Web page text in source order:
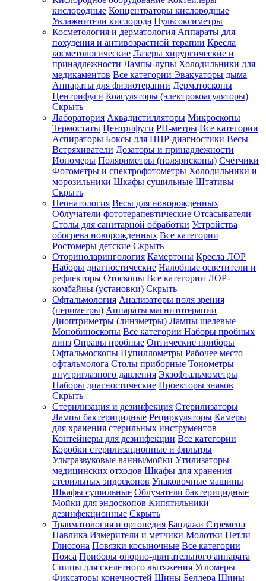
Зарегистрироваться
Зачем
регистрироваться?
Все
покупки
одном
месте
Личный
менеджер
Отслеживание
статуса
заказа
кислородные Концентраторы кислородные
Увлажнители кислорода Пульсоксиметры
Косметология и дерматология Аппараты для
похудения и антивозрастной терапии Кресла
косметологические Лазеры хирургические и
принадлежности Лампы-лупы Холодильники для
медикаментов Все категории Эвакуаторы дыма
Аппараты для физиотерапии Дерматоскопы
Центрифуги Коагуляторы (электрокоагуляторы)
Скрыть
Лаборатория Аквадистилляторы Микроскопы
Термостаты Центрифуги PH-метры Все категории
Аспираторы Боксы для ПЦР-диагностики Весы
Встряхиватели Дозаторы и принадлежности
Иономеры Поляриметры (полярископы) Счётчики
Фотометры и спектрофотометры Холодильники и
морозильники Шкафы сушильные Штативы
Скрыть
Неонатология Весы для новорожденных
Облучатели фототерапевтические Отсасыватели
Столы для санитарной обработки Устройства
обогрева новорожденных Все категории
Ростомеры детские Скрыть
Оториноларингология Камертоны Кресла ЛОР
Наборы диагностические Налобные осветители и
рефлекторы Отоскопы Все категории ЛОР-
комбайны (установки) Скрыть
Офтальмология Анализаторы поля зрения
(периметры) Аппараты магнитотерапии
Диоптриметры (линзметры) Лампы щелевые
Монобиноскопы Все категории Наборы пробных
линз Оправы пробные Оптические приборы
Офтальмоскопы Пупиллометры Рабочее место
офтальмолога Столы приборные Тонометры
внутриглазного давления Экзофтальмометры
Наборы диагностические Проекторы знаков
Скрыть
Стерилизация и дезинфекция Стерилизаторы
Лампы бактерицидные Рециркуляторы Камеры
для хранения стерильных инструментов
Контейнеры для дезинфекции Все категории
Коробки стерилизационные и фильтры
Ультразвуковые ванны/мойки Утилизаторы
медицинских отходов Шкафы для хранения
стерильных эндоскопов Упаковочные машины
Шкафы сушильные Облучатели бактерицидные
Мойки для эндоскопов Кипятильники
дезинфекционные Скрыть
Травматология и ортопедия Бандажи Стремена
Павлика Измерители и метчики Молотки Петли
Глиссона Повязки косыночные Все категории
Пояса Приборы опорно-двигательного аппарата
Спицы для скелетного вытяжения Угломеры
Фиксаторы конечностей Шины Беллера Шины